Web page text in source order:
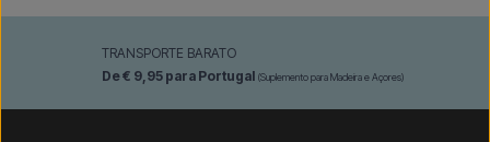
TRANSPORTE BARATO
De € 9,95 para Portugal (Suplemento para Madeira e Açores)